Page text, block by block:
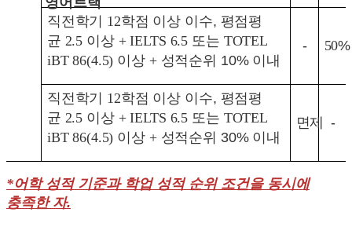
직전학기 12학점 이상 이수, 평점평
균 2.5 이상 +IELTS 6.5 또는 TOTEL
iBT 86(4.5) 이상 + 성적순위 10% 이내
- 50%
직전학기 12학점 이상 이수, 평점평
균 2.5 이상 +IELTS 6.5 또는 TOTEL
iBT 86(4.5) 이상 + 성적순위 30% 이내
면제 -
*어학 성적 기준과 학업 성적 순위 조건을 동시에
충족한 자.